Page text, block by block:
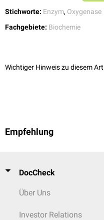
Stichworte: Enzym, Oxygenase
Fachgebiete: Biochemie
Wichtiger Hinweis zu diesem
Empfehlung
DocCheck
Über Uns
Investor Relations